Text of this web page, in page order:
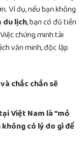
Ví dụ, nếu bạn không
du lịch, bạn có đủ tiền
chứng minh tài
văn minh, độc lập
chắc chắn sẽ
Việt Nam là “mỏ
có lý do gì để